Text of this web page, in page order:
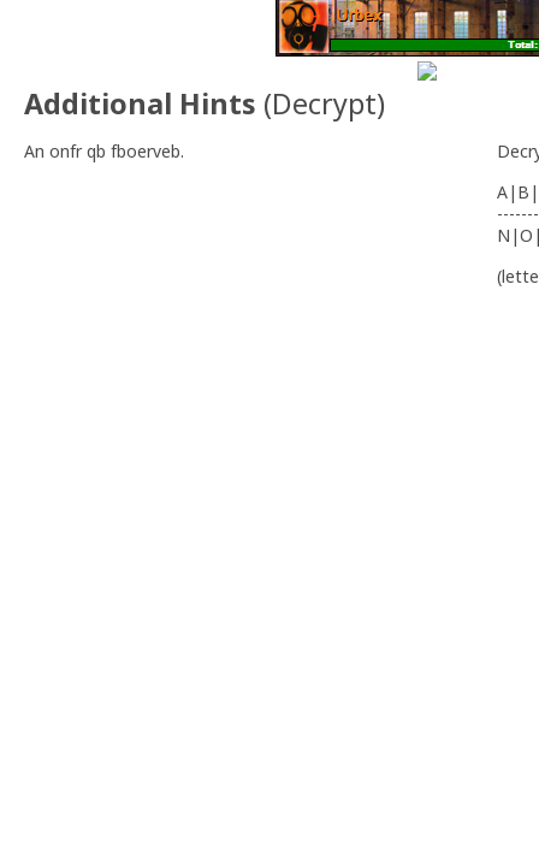
Additional Hints (Decrypt)
An onfr qb fboerveb.